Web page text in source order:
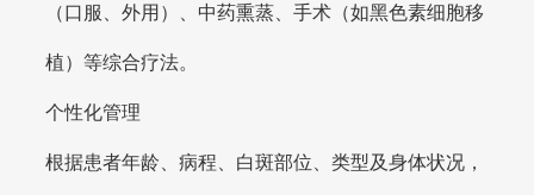
（口服、外用）、中药熏蒸、手术（如黑色素细胞移
植）等综合疗法。
个性化管理
根据患者年龄、病程、白斑部位、类型及身体状况，